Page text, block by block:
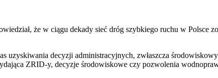
że w ciągu dekady sieć dróg szybkiego ruchu w Polsce
uzyskiwania decyzji administracyjnych, zwłaszcza
ZRID-y, decyzje środowiskowe czy pozwolenia